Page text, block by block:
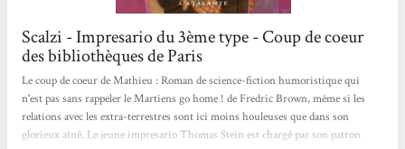
Scalzi - Impresario du 3ème type - Coup de coeur
des bibliothèques de Paris
Le coup de coeur de Mathieu : Roman de science-fiction humoristique qui
n'est pas sans rappeler le Martiens go home ! de Fredric Brown, même si les
relations avec les extra-terrestres sont ici moins houleuses que dans son
glorieux aîné. Le jeune impresario Thomas Stein est chargé par son patron